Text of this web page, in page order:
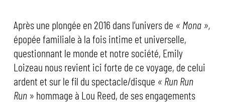
Après une plongée en 2016 dans l’univers de « Mona »,
épopée familiale à la fois intime et universelle,
questionnant le monde et notre société, Emily
Loizeau nous revient ici forte de ce voyage, de celui
ardent et sur le fil du spectacle/disque « Run Run
Run » hommage à Lou Reed, de ses engagements